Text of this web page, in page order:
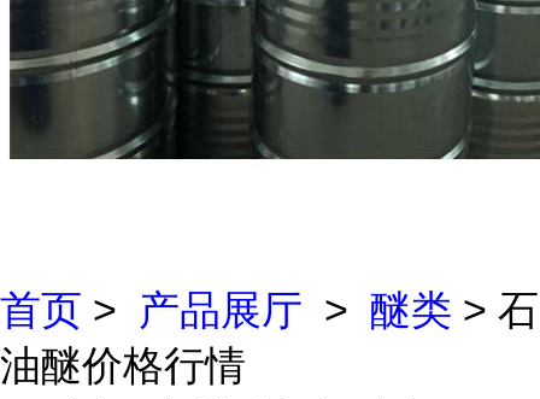
首页 > 产品展厅 > 醚类 > 石
油醚价格行情